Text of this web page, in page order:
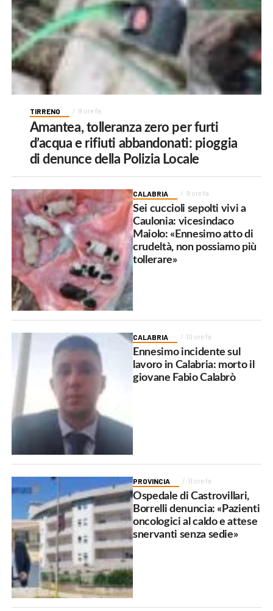
TIRRENO 9 ore fa
Amantea, tolleranza zero per furti
d’acqua e rifiuti abbandonati: pioggia
di denunce della Polizia Locale
CALABRIA 9 ore fa
Sei cuccioli sepolti vivi a
Caulonia: vicesindaco
Maiolo: «Ennesimo atto di
crudeltà, non possiamo più
tollerare»
CALABRIA 10 ore fa
Ennesimo incidente sul
lavoro in Calabria: morto il
giovane Fabio Calabrò
PROVINCIA 11 ore fa
Ospedale di Castrovillari,
Borrelli denuncia: «Pazienti
oncologici al caldo e attese
snervanti senza sedie»